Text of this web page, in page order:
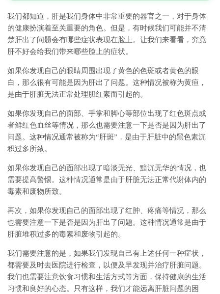
我们都知道，肝是我们身体中非常重要的器官之一，对于身体
的健康扮演着至关重要的角色。但是，有时候我们可能并不清
楚肝出了问题会有哪些症状表现在脸上。让我们来看看，究竟
肝不好会给我们带来哪些脸上的症状。
如果你发现自己的眼睛周围出现了黄色的色斑或者黄色的眼
白，那么很有可能是因为肝出了问题。这种情况被称为黄疸，
是由于肝脏无法正常处理胆红素而引起的。
如果你发现自己的面部、手掌和脚心等部位出现了红色斑点或
者鲜红色血丝等情况，那么也需要注意一下是否是因为肝出了
问题。这种情况通常被称为“肝斑”，是由于肝脏中的黑色素沉
积过多所致。
如果你发现自己的面部出现了暗淡无光、黯沉无华的情况，也
需要提高警惕。这种情况通常是由于肝脏无法正常代谢体内的
毒素和废物所致。
再次，如果你发现自己的面部出现了红肿、疼痛等情况，那么
也需要注意一下是否是因为肝出了问题。这种情况通常是由于
肝脏堆积过多的毒素和废物引起的。
我们需要注意的是，如果我们发现自己有上述任何一种症状，
都需要及时去医院进行检查，以便及早发现并治疗肝脏问题。
我们也需要注意饮食习惯和生活方式等方面，保持健康的生活
习惯和良好的心态。只有这样，我们才能远离肝脏问题的困